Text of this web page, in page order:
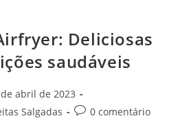
Deliciosas
saudáveis
abril de 2023
Salgadas 0 comentário